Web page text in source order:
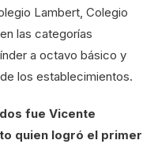
Lambert, Colegio
las categorías
a octavo básico y
los establecimientos.
fue Vicente
quien logró el primer